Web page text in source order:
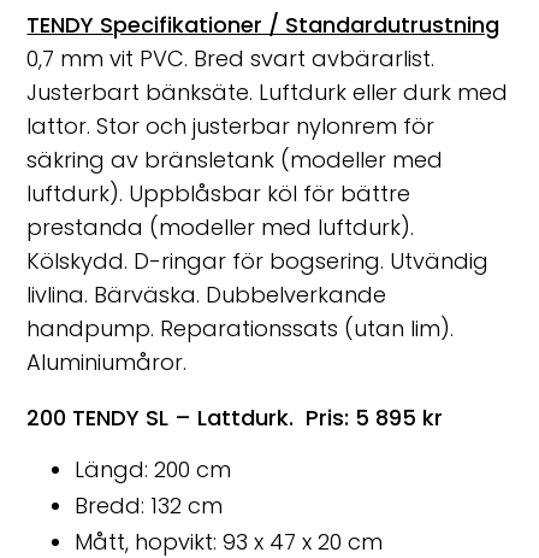
TENDY Specifikationer / Standardutrustning
0,7 mm vit PVC. Bred svart avbärarlist.
Justerbart bänksäte. Luftdurk eller durk med
lattor. Stor och justerbar nylonrem för
säkring av bränsletank (modeller med
luftdurk). Uppblåsbar köl för bättre
prestanda (modeller med luftdurk).
Kölskydd. D-ringar för bogsering. Utvändig
livlina. Bärväska. Dubbelverkande
handpump. Reparationssats (utan lim).
Aluminiumåror.
200 TENDY SL – Lattdurk. Pris: 5 895 kr
Längd: 200 cm
Bredd: 132 cm
Mått, hopvikt: 93 x 47 x 20 cm